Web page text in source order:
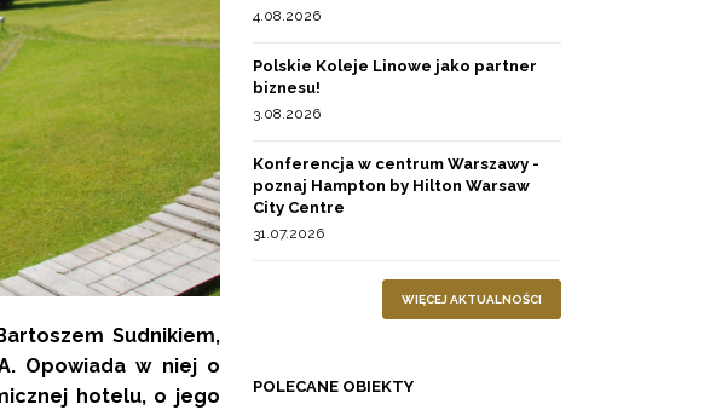
Sudnikiem,
Opowiada w niej o
hotelu, o jego
4.08.2026
Polskie Koleje Linowe jako partner
biznesu!
3.08.2026
Konferencja w centrum Warszawy -
poznaj Hampton by Hilton Warsaw
City Centre
31.07.2026
WIĘCEJ AKTUALNOŚCI
POLECANE OBIEKTY